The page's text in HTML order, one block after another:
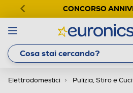
CONCORSO
Elettrodomestici Pulizia, Stiro e